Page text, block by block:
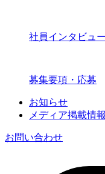
社員インタビュー
募集要項・応募
お知らせ
メディア掲載情報
お問い合わせ